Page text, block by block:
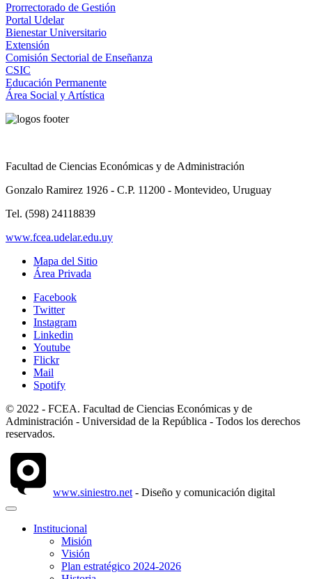
Prorrectorado de Gestión
Portal Udelar
Bienestar Universitario
Extensión
Comisión Sectorial de Enseñanza
CSIC
Educación Permanente
Área Social y Artística
Facultad de Ciencias Económicas y de Administración
Gonzalo Ramirez 1926 - C.P. 11200 - Montevideo, Uruguay
Tel. (598) 24118839
www.fcea.udelar.edu.uy
Mapa del Sitio
Área Privada
Facebook
Twitter
Instagram
Linkedin
Youtube
Flickr
Mail
Spotify
© 2022 - FCEA. Facultad de Ciencias Económicas y de
Administración - Universidad de la República - Todos los derechos
reservados.
www.siniestro.net - Diseño y comunicación digital
Institucional
Misión
Visión
Plan estratégico 2024-2026